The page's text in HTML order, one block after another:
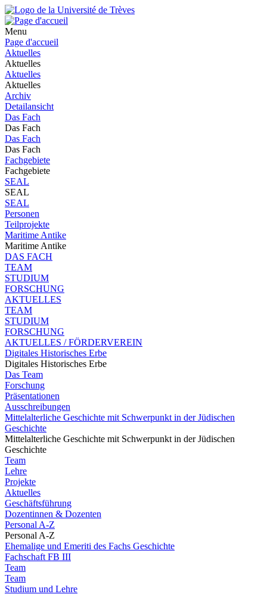
Menu
Page d'accueil
Aktuelles
Aktuelles
Aktuelles
Aktuelles
Archiv
Detailansicht
Das Fach
Das Fach
Das Fach
Das Fach
Fachgebiete
Fachgebiete
SEAL
SEAL
SEAL
Personen
Teilprojekte
Maritime Antike
Maritime Antike
DAS FACH
TEAM
STUDIUM
FORSCHUNG
AKTUELLES
TEAM
STUDIUM
FORSCHUNG
AKTUELLES / FÖRDERVEREIN
Digitales Historisches Erbe
Digitales Historisches Erbe
Das Team
Forschung
Präsentationen
Ausschreibungen
Mittelalterliche Geschichte mit Schwerpunkt in der Jüdischen
Geschichte
Mittelalterliche Geschichte mit Schwerpunkt in der Jüdischen
Geschichte
Team
Lehre
Projekte
Aktuelles
Geschäftsführung
Dozentinnen & Dozenten
Personal A-Z
Personal A-Z
Ehemalige und Emeriti des Fachs Geschichte
Fachschaft FB III
Team
Team
Studium und Lehre